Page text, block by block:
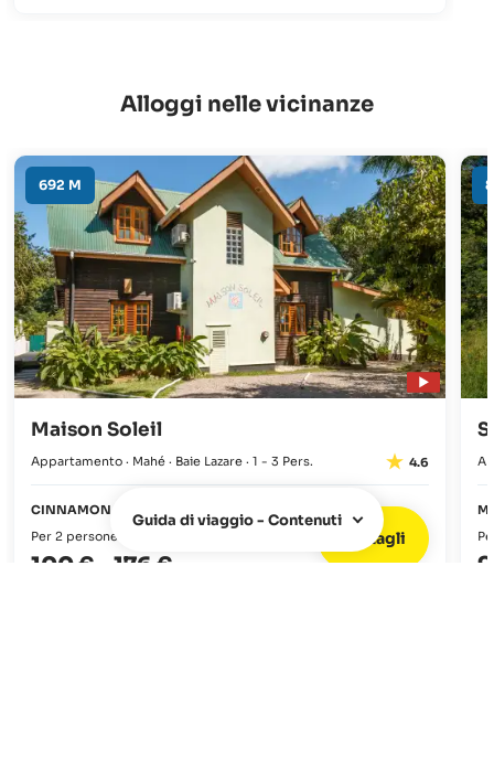
Alloggi nelle vicinanze
692 M
Maison Soleil
Appartamento · Mahé · Baie Lazare · 1 - 3 Pers. 4.6
CINNAMON MINI SUITE
Per 2 persone / notte
100 € 176 €
Dettagli
Guida di viaggio - Contenuti